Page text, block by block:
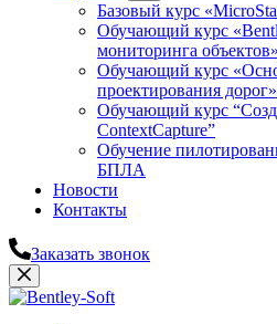
Базовый курс
Обучающий курс
мониторинга объектов»
Обучающий курс
проектирования дорог»
Обучающий курс
ContextCapture”
Обучение
БПЛА
Новости
Контакты
Заказать звонок